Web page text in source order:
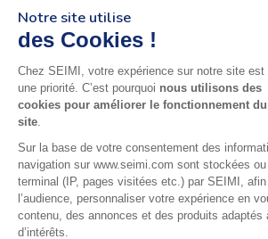
adresse : 75 Rue Amiral
29200 Brest FRANCE
LABELLISÉE
Notre site utilise
des Cookies !
Chez SEIMI, votre expérience sur notre site est
une priorité. C’est pourquoi nous utilisons des
cookies pour améliorer le fonctionnement du
site.
Sur la base de votre consentement des
navigation sur www.seimi.com sont stockées
terminal (IP, pages visitées etc.) par SEIMI,
l’audience, personnaliser votre expérience en
contenu, des annonces et des produits adaptés
d’intérêts.